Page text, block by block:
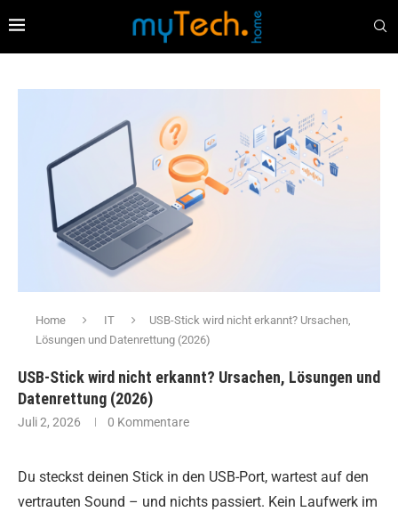
Home IT
USB-Stick wird nicht erkannt? Ursachen,
Lösungen und Datenrettung (2026)
USB-Stick wird nicht erkannt? Ursachen, Lösungen und
Datenrettung (2026)
Juli 2, 2026 0 Kommentare
Du steckst deinen Stick in den USB-Port, wartest auf den
vertrauten Sound – und nichts passiert. Kein Laufwerk im